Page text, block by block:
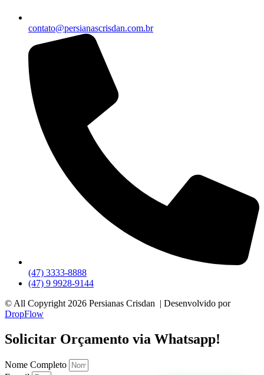
contato@persianascrisdan.com.br
(47) 3333-8888
(47) 9 9928-9144
© All Copyright 2026 Persianas Crisdan | Desenvolvido por
DropFlow
Solicitar Orçamento via Whatsapp!
Nome Completo